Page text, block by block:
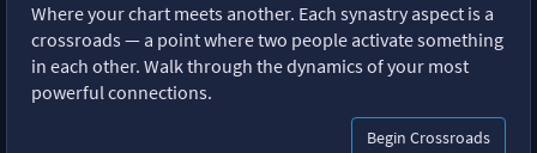
Where your chart meets another. Each synastry aspect is a
crossroads — a point where two people activate something
in each other. Walk through the dynamics of your most
powerful connections.
Begin Crossroads